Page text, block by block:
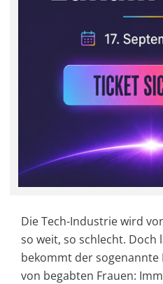
Die Tech-Industrie wird
so weit, so schlecht. Doch
bekommt der sogenannte
von begabten Frauen: